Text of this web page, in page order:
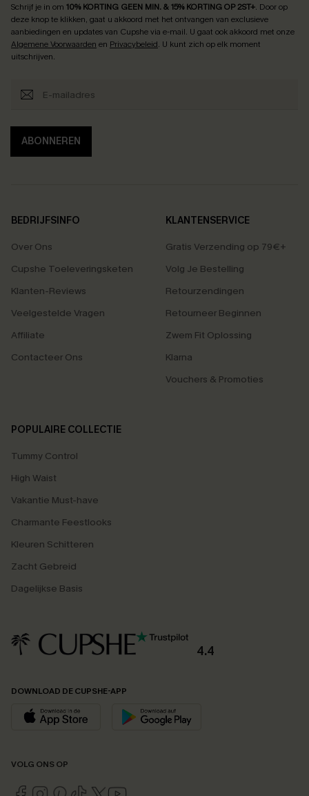
Schrijf je in om 10% KORTING GEEN MIN. & 15% KORTING OP 2ST+. Door op
deze knop te klikken, gaat u akkoord met het ontvangen van exclusieve
aanbiedingen en updates van Cupshe via e-mail. U gaat ook akkoord met onze
Algemene Voorwaarden en Privacybeleid. U kunt zich op elk moment
uitschrijven.
ABONNEREN
BEDRIJFSINFO
Over Ons
Cupshe Toeleveringsketen
Klanten-Reviews
Veelgestelde Vragen
Affiliate
Contacteer Ons
KLANTENSERVICE
Gratis Verzending op 79€+
Volg Je Bestelling
Retourzendingen
Retourneer Beginnen
Zwem Fit Oplossing
Klarna
Vouchers & Promoties
POPULAIRE COLLECTIE
Tummy Control
High Waist
Vakantie Must-have
Charmante Feestlooks
Kleuren Schitteren
Zacht Gebreid
Dagelijkse Basis
4.4
DOWNLOAD DE CUPSHE-APP
VOLG ONS OP